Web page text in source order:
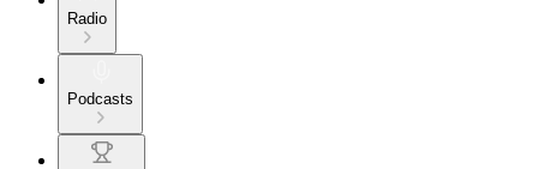
Radio
Podcasts